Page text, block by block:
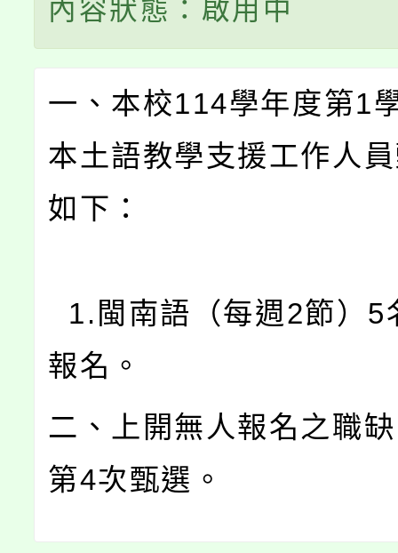
內容狀態：啟用中
一、本校114學年度第1
本土語教學支援工作人
如下：
1.閩南語（每週2節）5
報名。
二、上開無人報名之職
第4次甄選。